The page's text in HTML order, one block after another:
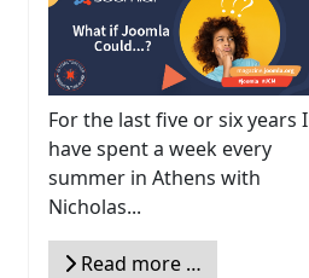
For the last five or six years I
have spent a week every
summer in Athens with
Nicholas...
Read more …